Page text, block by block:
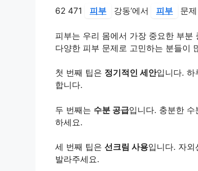
62 471 피부 강동’에서 피부 문
피부는 우리 몸에서 가장 중요한 부
다양한 피부 문제로 고민하는 분들이
첫 번째 팁은 정기적인 세안입니다. 하
합니다.
두 번째는 수분 공급입니다. 충분한
하세요.
세 번째 팁은 선크림 사용입니다. 자외
발라주세요.